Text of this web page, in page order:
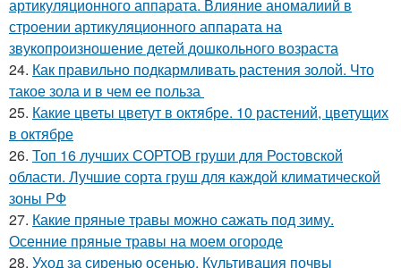
артикуляционного аппарата. Влияние аномалиий в
строении артикуляционного аппарата на
звукопроизношение детей дошкольного возраста
24. Как правильно подкармливать растения золой. Что
такое зола и в чем ее польза
25. Какие цветы цветут в октябре. 10 растений, цветущих
в октябре
26. Топ 16 лучших СОРТОВ груши для Ростовской
области. Лучшие сорта груш для каждой климатической
зоны РФ
27. Какие пряные травы можно сажать под зиму.
Осенние пряные травы на моем огороде
28. Уход за сиренью осенью. Культивация почвы